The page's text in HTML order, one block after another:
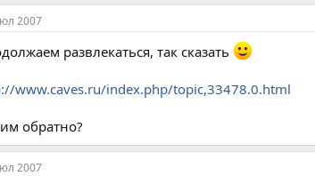
2007
развлекаться, так сказать
www.caves.ru/index.php/topic,33478.0.html
обратно?
2007